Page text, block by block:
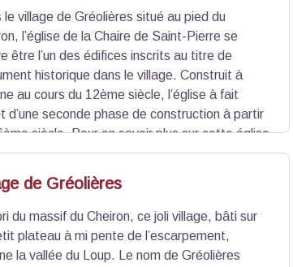
le village de Gréolières situé au pied du
l’église de la Chaire de Saint-Pierre se
être l’un des édifices inscrits au titre de
historique dans le village. Construit à
au cours du 12ème siècle, l’église à fait
d’une seconde phase de construction à partir
siècle. Pour en savoir plus sur cette église
de Gréolières
du massif du Cheiron, ce joli village, bâti sur
plateau à mi pente de l’escarpement,
la vallée du Loup. Le nom de Gréolières